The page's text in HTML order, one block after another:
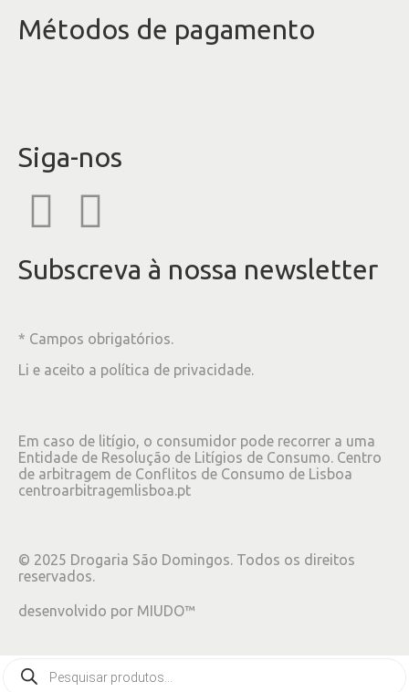
Métodos de pagamento
Siga-nos
Subscreva à nossa newsletter
* Campos obrigatórios.
Li e aceito a política de privacidade.
Em caso de litígio, o consumidor pode recorrer a uma
Entidade de Resolução de Litígios de Consumo. Centro
de arbitragem de Conflitos de Consumo de Lisboa
centroarbitragemlisboa.pt
© 2025 Drogaria São Domingos. Todos os direitos
reservados.
desenvolvido por MIUDO™